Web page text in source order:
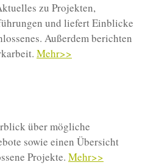
zu Projekten,
und liefert Einblicke
Außerdem berichten
Mehr>>
über mögliche
sowie einen Übersicht
Projekte. Mehr>>